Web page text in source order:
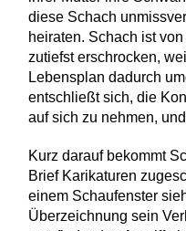
diese Schach
heiraten. Schach ist
zutiefst erschrocken,
Lebensplan dadurch
entschließt sich, die
auf sich zu nehmen,
Kurz darauf bekommt
Brief Karikaturen
einem Schaufenster
Überzeichnung sein